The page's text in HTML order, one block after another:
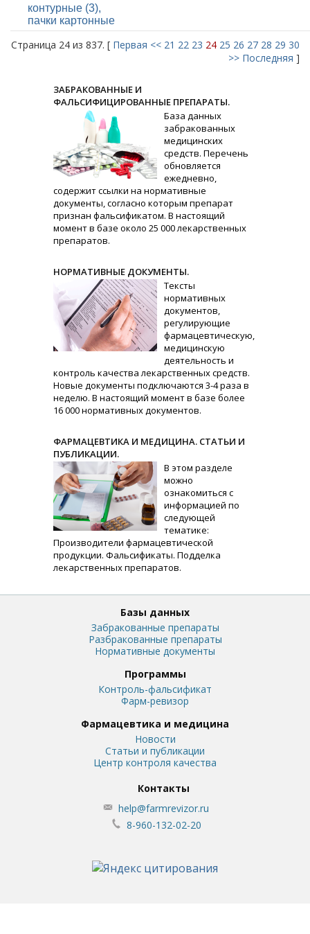
контурные (3),
пачки картонные
Страница 24 из 837. [ Первая << 21 22 23 24 25 26 27 28 29 30
>> Последняя ]
ЗАБРАКОВАННЫЕ И
ФАЛЬСИФИЦИРОВАННЫЕ ПРЕПАРАТЫ.
База данных
забракованных
медицинских
средств. Перечень
обновляется
ежедневно,
содержит ссылки на нормативные
документы, согласно которым препарат
признан фальсификатом. В настоящий
момент в базе около 25 000 лекарственных
препаратов.
НОРМАТИВНЫЕ ДОКУМЕНТЫ.
Тексты
нормативных
документов,
регулирующие
фармацевтическую,
медицинскую
деятельность и
контроль качества лекарственных средств.
Новые документы подключаются 3-4 раза в
неделю. В настоящий момент в базе более
16 000 нормативных документов.
ФАРМАЦЕВТИКА И МЕДИЦИНА. СТАТЬИ И
ПУБЛИКАЦИИ.
В этом разделе
можно
ознакомиться с
информацией по
следующей
тематике:
Производители фармацевтической
продукции. Фальсификаты. Подделка
лекарственных препаратов.
Базы данных
Забракованные препараты
Разбракованные препараты
Нормативные документы
Программы
Контроль-фальсификат
Фарм-ревизор
Фармацевтика и медицина
Новости
Статьи и публикации
Центр контроля качества
Контакты
help@farmrevizor.ru
8-960-132-02-20